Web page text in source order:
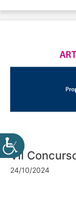
VII
24/10/2024